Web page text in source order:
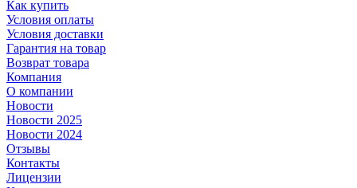
Как купить
Условия оплаты
Условия доставки
Гарантия на товар
Возврат товара
Компания
О компании
Новости
Новости 2025
Новости 2024
Отзывы
Контакты
Лицензии